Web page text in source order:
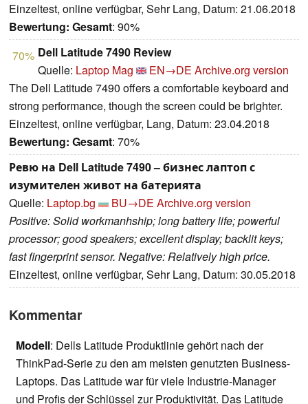
Einzeltest, online verfügbar, Sehr Lang, Datum: 21.06.2018
Bewertung: Gesamt: 90%
70% Dell Latitude 7490 Review
Quelle: Laptop Mag EN→DE Archive.org version
The Dell Latitude 7490 offers a comfortable keyboard and
strong performance, though the screen could be brighter.
Einzeltest, online verfügbar, Lang, Datum: 23.04.2018
Bewertung: Gesamt: 70%
Ревю на Dell Latitude 7490 – бизнес лаптоп с
изумителен живот на батерията
Quelle: Laptop.bg BU→DE Archive.org version
Positive: Solid workmanhship; long battery life; powerful
processor; good speakers; excellent display; backlit keys;
fast fingerprint sensor. Negative: Relatively high price.
Einzeltest, online verfügbar, Sehr Lang, Datum: 30.05.2018
Kommentar
Modell: Dells Latitude Produktlinie gehört nach der
ThinkPad-Serie zu den am meisten genutzten Business-
Laptops. Das Latitude war für viele Industrie-Manager
und Profis der Schlüssel zur Produktivität. Das Latitude